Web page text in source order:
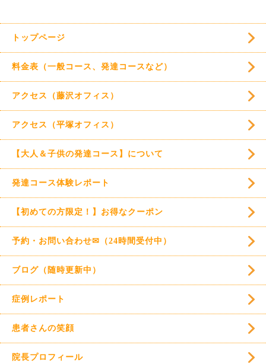
トップページ
料金表（一般コース、発達コースなど）
アクセス（藤沢オフィス）
アクセス（平塚オフィス）
【大人＆子供の発達コース】について
発達コース体験レポート
【初めての方限定！】お得なクーポン
予約・お問い合わせ✉（24時間受付中）
ブログ（随時更新中）
症例レポート
患者さんの笑顔
院長プロフィール